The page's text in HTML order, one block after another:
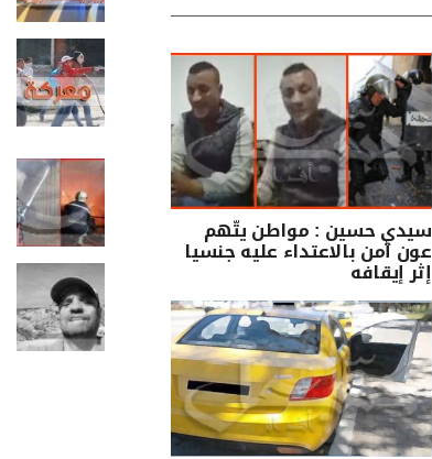
سيدي حسين : مواطن يتّهم
عون أمن بالاعتداء عليه جنسيا
إثر إيقافه